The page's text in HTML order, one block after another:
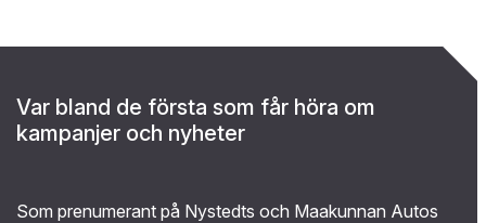
Var bland de första som får höra om
kampanjer och nyheter
Som prenumerant på Nystedts och Maakunnan Autos